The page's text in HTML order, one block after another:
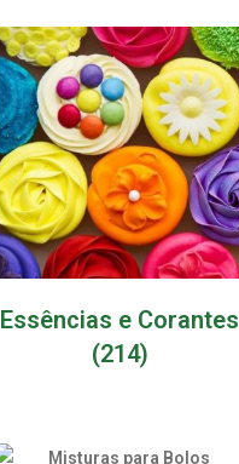
Essências e Corantes
(214)